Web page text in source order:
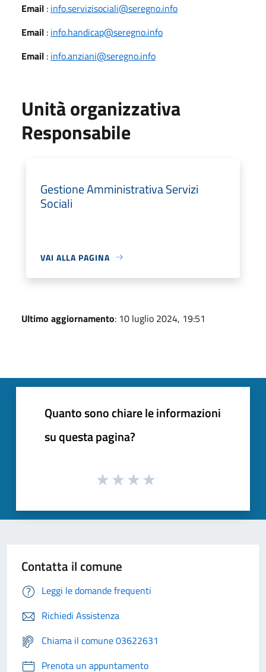
Email : info.servizisociali@seregno.info
Email : info.handicap@seregno.info
Email : info.anziani@seregno.info
Unità organizzativa
Responsabile
Gestione Amministrativa Servizi
Sociali
VAI ALLA PAGINA
Ultimo aggiornamento: 10 luglio 2024, 19:51
Quanto sono chiare le informazioni
su questa pagina?
Contatta il comune
Leggi le domande frequenti
Richiedi Assistenza
Chiama il comune 03622631
Prenota un appuntamento